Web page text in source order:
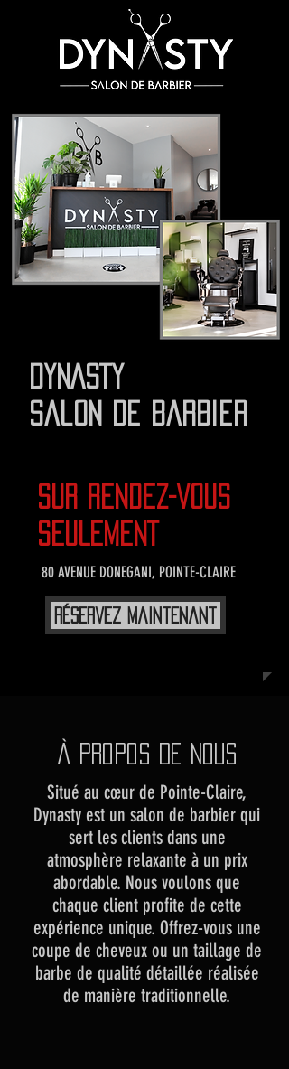
DYNASTY
salon de barbier
sur rendez-vous
sEULEMENT
80 AVENUE DONEGANI, POINTE-CLAIRE
RÉservez Maintenant
À pROPOS DE NOUS
Situé au cœur de Pointe-Claire,
Dynasty est un salon de barbier qui
sert les clients dans une
atmosphère relaxante à un prix
abordable. Nous voulons que
chaque client profite de cette
expérience unique. Offrez-vous une
coupe de cheveux ou un taillage de
barbe de qualité détaillée réalisée
de manière traditionnelle.